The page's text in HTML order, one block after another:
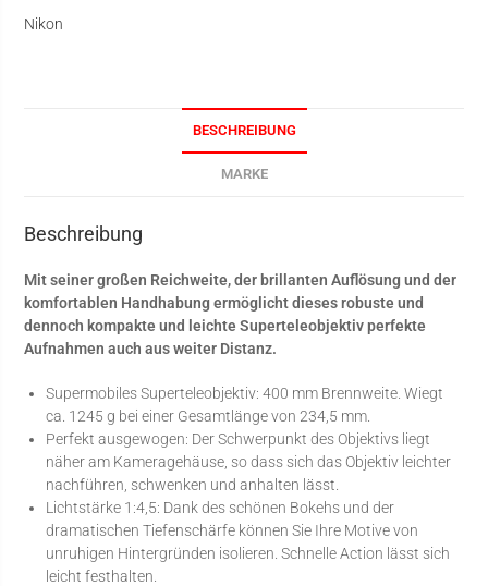
Nikon
BESCHREIBUNG
MARKE
Beschreibung
Mit seiner großen Reichweite, der brillanten Auflösung und der
komfortablen Handhabung ermöglicht dieses robuste und
dennoch kompakte und leichte Superteleobjektiv perfekte
Aufnahmen auch aus weiter Distanz.
Supermobiles Superteleobjektiv: 400 mm Brennweite. Wiegt
ca. 1245 g bei einer Gesamtlänge von 234,5 mm.
Perfekt ausgewogen: Der Schwerpunkt des Objektivs liegt
näher am Kameragehäuse, so dass sich das Objektiv leichter
nachführen, schwenken und anhalten lässt.
Lichtstärke 1:4,5: Dank des schönen Bokehs und der
dramatischen Tiefenschärfe können Sie Ihre Motive von
unruhigen Hintergründen isolieren. Schnelle Action lässt sich
leicht festhalten.